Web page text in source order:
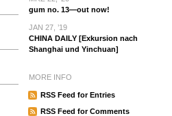
gum no. 13—out now!
JAN 27, ’19
CHINA DAILY [Exkursion nach
Shanghai und Yinchuan]
MORE INFO
RSS Feed for Entries
RSS Feed for Comments